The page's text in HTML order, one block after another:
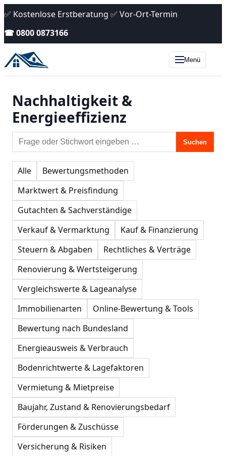
✅ Kostenlose Erstberatung ✅ Vor-Ort-Termin
☎ 0800 0873166
Menü
Nachhaltigkeit &
Energieeffizienz
Suchen
Alle
Bewertungsmethoden
Marktwert & Preisfindung
Gutachten & Sachverständige
Verkauf & Vermarktung
Kauf & Finanzierung
Steuern & Abgaben
Rechtliches & Verträge
Renovierung & Wertsteigerung
Vergleichswerte & Lageanalyse
Immobilienarten
Online-Bewertung & Tools
Bewertung nach Bundesland
Energieausweis & Verbrauch
Bodenrichtwerte & Lagefaktoren
Vermietung & Mietpreise
Baujahr, Zustand & Renovierungsbedarf
Förderungen & Zuschüsse
Versicherung & Risiken